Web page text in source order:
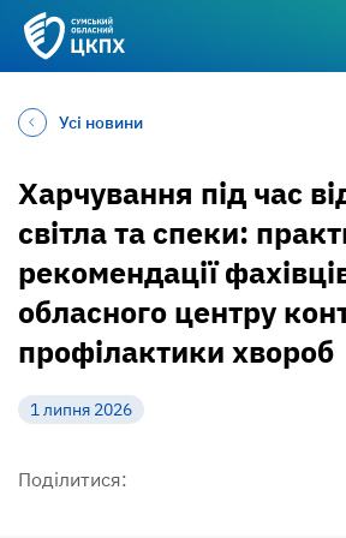
Усі новини
Харчування під час
світла та спеки:
рекомендації
обласного центру
профілактики хвороб
1 липня 2026
Поділитися: